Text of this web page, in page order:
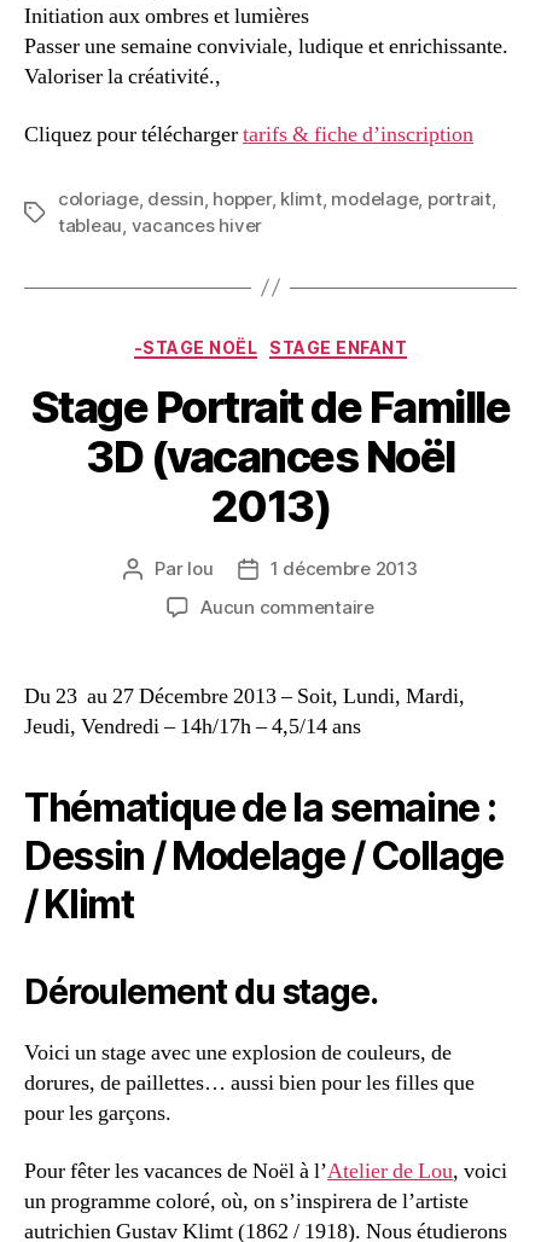
Initiation aux ombres et lumières
Passer une semaine conviviale, ludique et enrichissante.
Valoriser la créativité.,
Cliquez pour téléchargertarifs & fiche d’inscription
coloriage, dessin hopper, klimt, modelage, portrait,
tableau vacances hiver
-STAGE NOËL STAGE ENFANT
Stage Portrait de Famille
3D (vacances Noël
2013)
Par lou
1 décembre 2013
Aucun commentaire
Du 23 au 27 Décembre 2013 – Soit, Lundi, Mardi,
Jeudi, Vendredi – 14h/17h – 4,5/14 ans
Thématique de la semaine :
Dessin / Modelage / Collage
/ Klimt
Déroulement du stage.
Voici un stage avec une explosion de couleurs, de
dorures, de paillettes… aussi bien pour les filles que
pour les garçons.
Pour fêter les vacances de Noël à l’Atelier de Lou, voici
un programme coloré, où, on s’inspirera de l’artiste
autrichien Gustav Klimt (1862 / 1918). Nous étudierons